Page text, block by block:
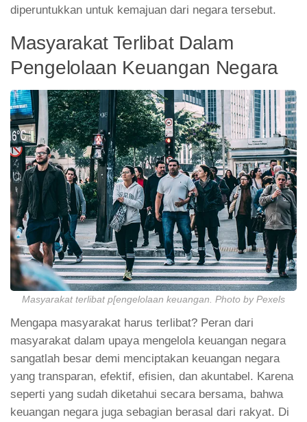
diperuntukkan untuk kemajuan dari negara tersebut.
Masyarakat Terlibat Dalam
Pengelolaan Keuangan Negara
Masyarakat terlibat p[engelolaan keuangan. Photo by Pexels
Mengapa masyarakat harus terlibat? Peran dari
masyarakat dalam upaya mengelola keuangan negara
sangatlah besar demi menciptakan keuangan negara
yang transparan, efektif, efisien, dan akuntabel. Karena
seperti yang sudah diketahui secara bersama, bahwa
keuangan negara juga sebagian berasal dari rakyat. Di